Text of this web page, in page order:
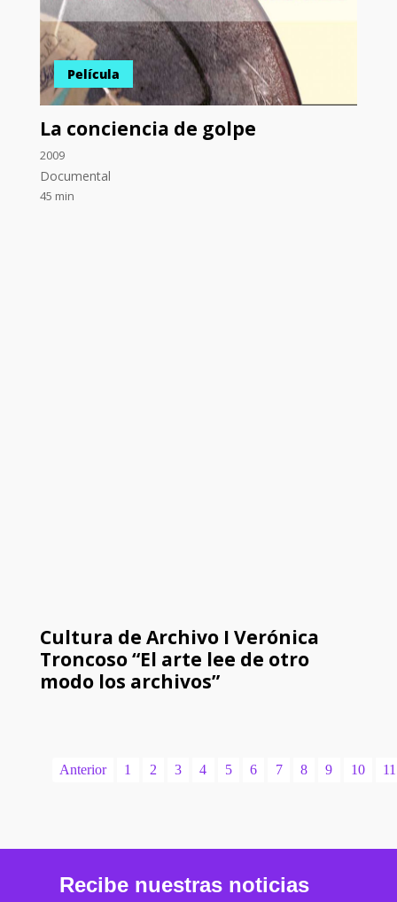
Película
La conciencia de golpe
2009
Documental
45 min
Cultura de Archivo I Verónica
Troncoso “El arte lee de otro
modo los archivos”
Anterior 1 2 3 4 5 6 7 8 9 10 11
Recibe nuestras noticias